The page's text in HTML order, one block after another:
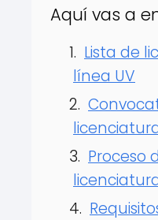
Aquí vas a
Lista de
línea UV
Proceso